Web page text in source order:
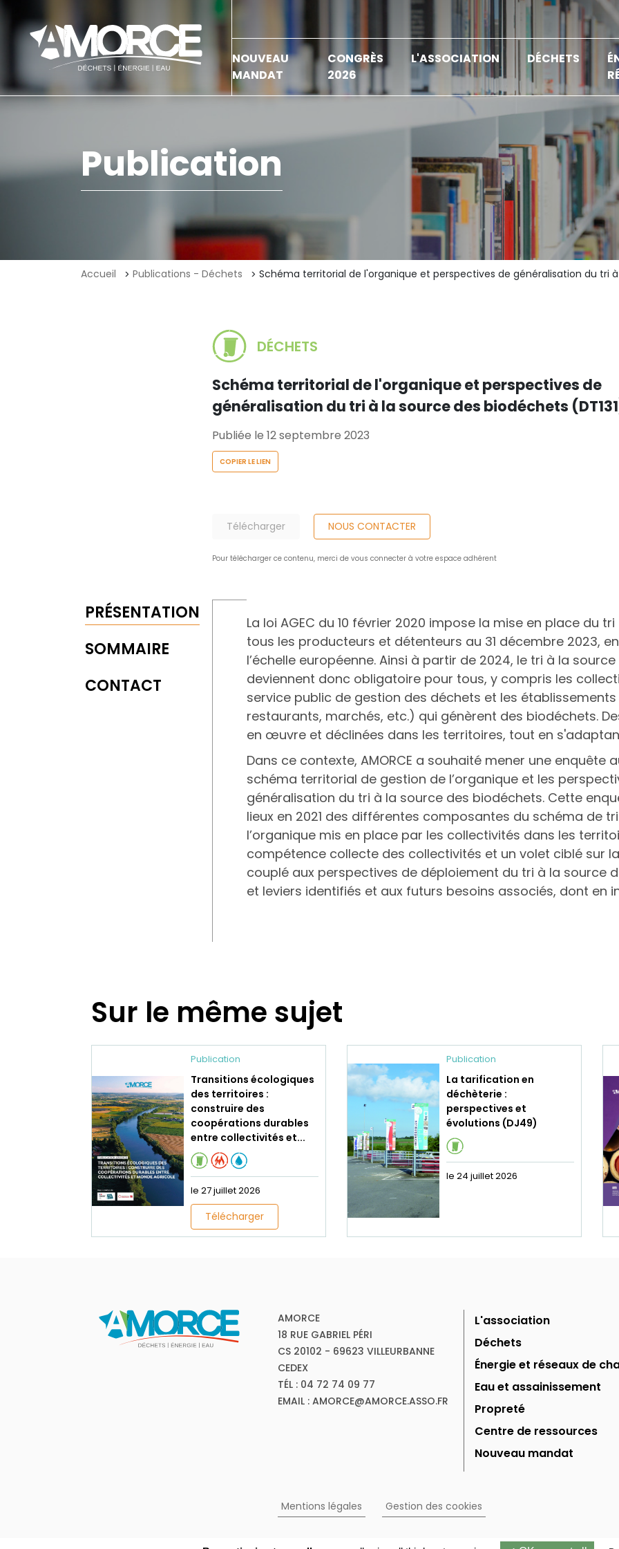
NOUVEAU
MANDAT
CONGRÈS
2026
L'ASSOCIATION DÉCHETS
Publication
Accueil Publications - Déchets Schéma territorial de l'organique et perspectives de généralisation du tri
DÉCHETS
Schéma territorial de l'organique et perspectives de
généralisation du tri à la source des biodéchets
Publiée le 12 septembre 2023
COPIER LE LIEN
Télécharger NOUS CONTACTER
Pour télécharger ce contenu, merci de vous connecter à votre espace adhérent
PRÉSENTATION
SOMMAIRE
CONTACT
La loi AGEC du 10 février 2020 impose la mise en place du
tous les producteurs et détenteurs au 31 décembre 2023,
l’échelle européenne. Ainsi à partir de 2024, le tri à la
deviennent donc obligatoire pour tous, y compris les
service public de gestion des déchets et les
restaurants, marchés, etc.) qui génèrent des biodéchets.
en œuvre et déclinées dans les territoires, tout en
Dans ce contexte, AMORCE a souhaité mener une enquête
schéma territorial de gestion de l’organique et les
généralisation du tri à la source des biodéchets. Cette
lieux en 2021 des différentes composantes du schéma de
l’organique mis en place par les collectivités dans les
compétence collecte des collectivités et un volet ciblé sur
couplé aux perspectives de déploiement du tri à la source
et leviers identifiés et aux futurs besoins associés, dont en
Sur le même sujet
Publication
Transitions écologiques
des territoires :
construire des
coopérations durables
entre collectivités et...
le 27 juillet 2026
Télécharger
Publication
La tarification en
déchèterie :
perspectives et
évolutions (DJ49)
le 24 juillet 2026
AMORCE
18 RUE GABRIEL PÉRI
CS 20102 - 69623 VILLEURBANNE
CEDEX
TÉL : 04 72 74 09 77
EMAIL : AMORCE@AMORCE.ASSO.FR
L'association
Déchets
Énergie et réseaux de
Eau et assainissement
Propreté
Centre de ressources
Nouveau mandat
Mentions légales Gestion des cookies